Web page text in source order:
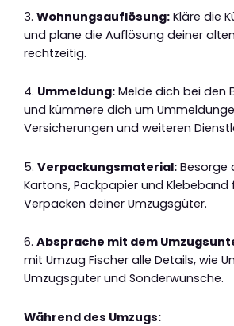
3. Wohnungsauflösung: Kläre die
und plane die Auflösung deiner
rechtzeitig.
4. Ummeldung: Melde dich bei den
und kümmere dich um
Versicherungen und weiteren
5. Verpackungsmaterial: Besorge
Kartons, Packpapier und Klebeband
Verpacken deiner Umzugsgüter.
6. Absprache mit dem
mit Umzug Fischer alle Details, wie
Umzugsgüter und Sonderwünsche.
Während des Umzugs: